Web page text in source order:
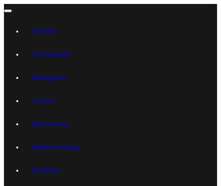
Aktuelles
Eventkalender
Bildergalerie
Location
Reservierung
Wegbeschreibung
Newsletter